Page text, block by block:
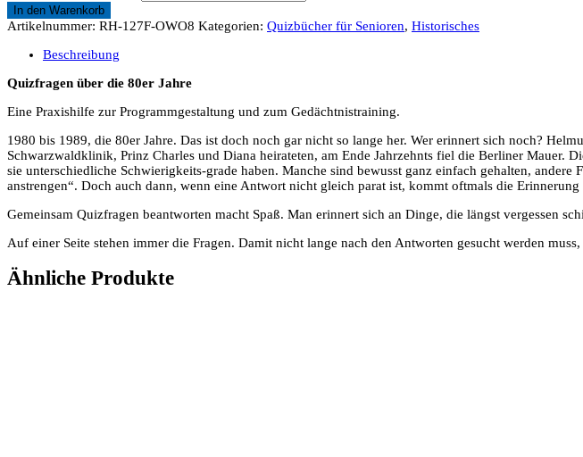
In den Warenkorb
Artikelnummer: RH-127F-OWO8 Kategorien: Quizbücher für Senioren, Historisches
Beschreibung
Quizfragen über die 80er Jahre
Eine Praxishilfe zur Programmgestaltung und zum Gedächtnistraining.
1980 bis 1989, die 80er Jahre. Das ist doch noch gar nicht so lange her. Wer erinnert sich noch?
Schwarzwaldklinik, Prinz Charles und Diana heirateten, am Ende Jahrzehnts fiel die Berliner Mauer.
sie unterschiedliche Schwierigkeits-grade haben. Manche sind bewusst ganz einfach gehalten,
anstrengen“. Doch auch dann, wenn eine Antwort nicht gleich parat ist, kommt oftmals die
Gemeinsam Quizfragen beantworten macht Spaß. Man erinnert sich an Dinge, die längst vergessen
Auf einer Seite stehen immer die Fragen. Damit nicht lange nach den Antworten gesucht werden
Ähnliche Produkte